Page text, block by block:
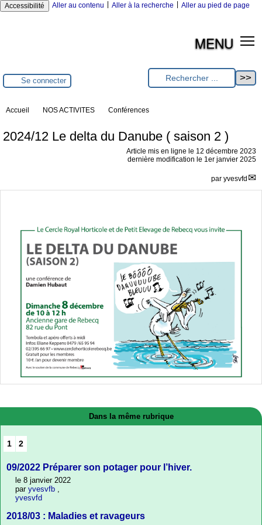
Accessibilité Aller au contenu Aller à la recherche Aller au pied de page
MENU
Se connecter
Accueil NOS ACTIVITES Conférences
2024/12 Le delta du Danube ( saison 2 )
Article mis en ligne le 12 décembre 2023
dernière modification le 1er janvier 2025
par yvesvfd
Dans la même rubrique
1 2
09/2022 Préparer son potager pour l’hiver.
le 8 janvier 2022
par yvesvfb ,
yvesvfd
2018/03 : Maladies et ravageurs